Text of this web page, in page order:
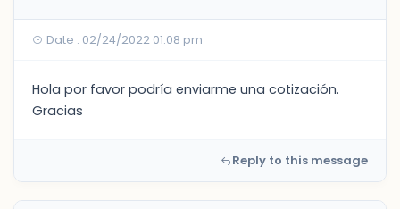
Date : 02/24/2022 01:08 pm
Hola por favor podría enviarme una cotización.
Gracias
Reply to this message